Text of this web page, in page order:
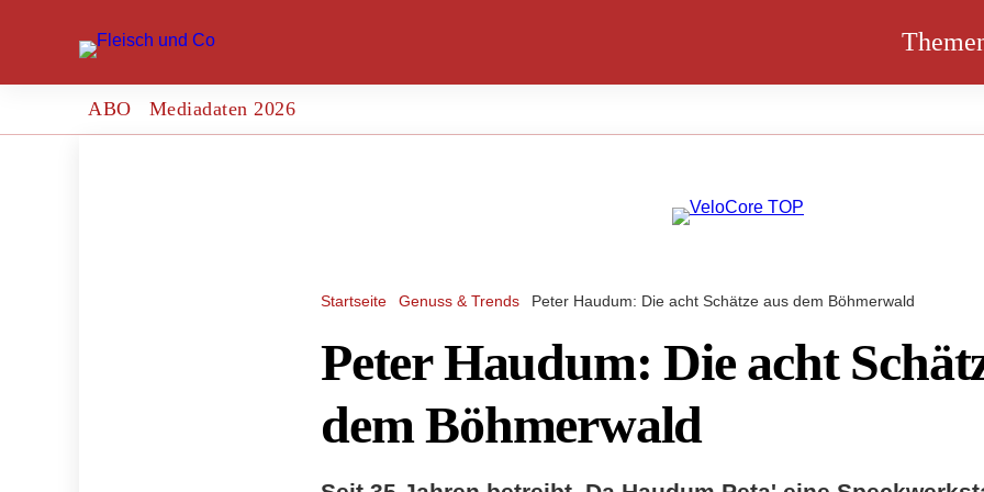
ABO Mediadaten 2026
Startseite Genuss & Trends Peter Haudum: Die acht Schätze aus dem Böhmerwald
Peter Haudum: Die acht
dem Böhmerwald